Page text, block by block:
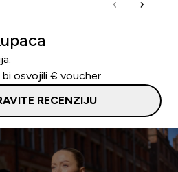
osvojili € voucher.
RECENZIJU